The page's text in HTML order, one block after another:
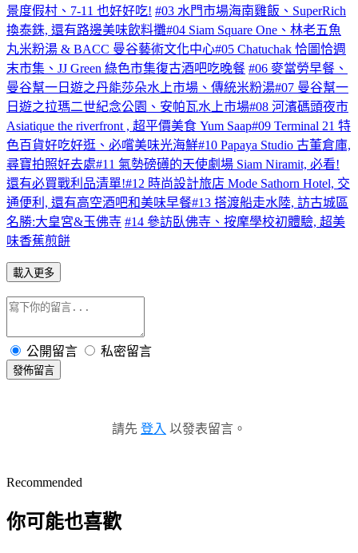
景度假村、7-11 也好好吃! #03 水門市場海南雞飯、SuperRich
換泰銖, 還有路邊美味飲料攤#04 Siam Square One、林老五魚
丸米粉湯 & BACC 曼谷藝術文化中心#05 Chatuchak 恰圖恰週
末市集、JJ Green 綠色市集復古酒吧吃晚餐 #06 麥當勞早餐、
曼谷幫一日遊之丹能莎朵水上市場、傳統米粉湯#07 曼谷幫一
日遊之拉瑪二世紀念公園、安帕瓦水上市場#08 河濱碼頭夜市
Asiatique the riverfront , 超平價美食 Yum Saap#09 Terminal 21 特
色百貨好吃好逛、必嚐美味光海鮮#10 Papaya Studio 古董倉庫,
尋寶拍照好去處#11 氣勢磅礡的天使劇場 Siam Niramit, 必看!
還有必買戰利品清單!#12 時尚設計旅店 Mode Sathorn Hotel, 交
通便利, 還有高空酒吧和美味早餐#13 搭渡船走水陸, 訪古城區
名勝:大皇宮&玉佛寺 #14 參訪臥佛寺、按摩學校初體驗, 超美
味香蕉煎餅
載入更多
公開留言 私密留言
發佈留言
請先 登入 以發表留言。
Recommended
你可能也喜歡